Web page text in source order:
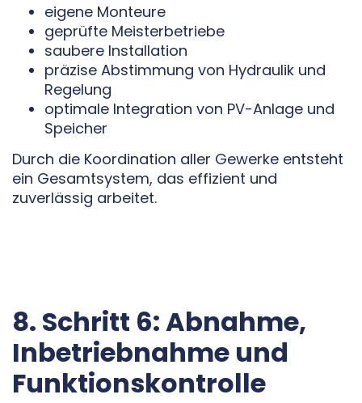
eigene Monteure
geprüfte Meisterbetriebe
saubere Installation
präzise Abstimmung von Hydraulik und
Regelung
optimale Integration von PV-Anlage und
Speicher
Durch die Koordination aller Gewerke entsteht
ein Gesamtsystem, das effizient und
zuverlässig arbeitet.
8. Schritt 6: Abnahme,
Inbetriebnahme und
Funktionskontrolle